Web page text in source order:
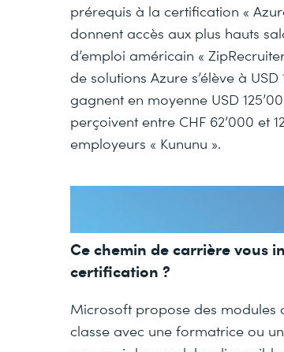
prérequis à la certification «
donnent accès aux plus hauts
d’emploi américain «
de solutions Azure s’élève à
gagnent en moyenne USD
perçoivent entre CHF 62’000 et
employeurs « Kununu ».
Ce chemin de carrière vous
certification ?
Microsoft propose des modules
classe avec une formatrice ou